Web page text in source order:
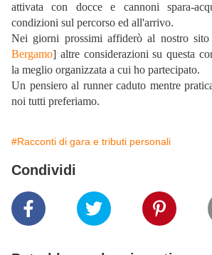
attivata con docce e cannoni spara-
condizioni sul percorso ed all'arrivo.
Nei giorni prossimi affiderò al nostro
Bergamo] altre considerazioni su questa
la meglio organizzata a cui ho partecipato.
Un pensiero al runner caduto mentre
noi tutti preferiamo.
#Racconti di gara e tributi personali
Condividi